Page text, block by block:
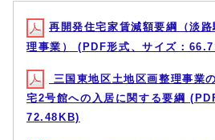
再開発住宅家賃減額要綱（淡
理事業） (PDF形式、サイズ：
三国東地区土地区画整理事業
宅2号館への入居に関する要綱
72.48KB)